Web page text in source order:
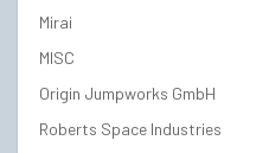
Mirai
MISC
Origin Jumpworks GmbH
Roberts Space Industries